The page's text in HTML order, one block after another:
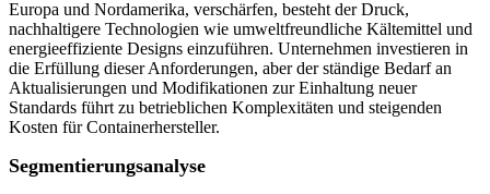
Europa und Nordamerika, verschärfen, besteht der Druck,
nachhaltigere Technologien wie umweltfreundliche Kältemittel und
energieeffiziente Designs einzuführen. Unternehmen investieren in
die Erfüllung dieser Anforderungen, aber der ständige Bedarf an
Aktualisierungen und Modifikationen zur Einhaltung neuer
Standards führt zu betrieblichen Komplexitäten und steigenden
Kosten für Containerhersteller.
Segmentierungsanalyse